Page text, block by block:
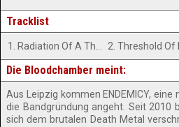
Tracklist
Die Bloodchamber meint:
Aus Leipzig kommen ENDEMICY,
die Bandgründung angeht. Seit 2010
sich dem brutalen Death Metal